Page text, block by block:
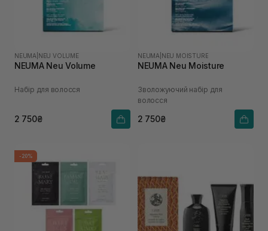
NEUMA NEU VOLUME
NEUMA Neu Volume
Набір для волосся
2 750₴
NEUMA NEU MOISTURE
NEUMA Neu Moisture
Зволожуючий набір для
волосся
2 750₴
-20%